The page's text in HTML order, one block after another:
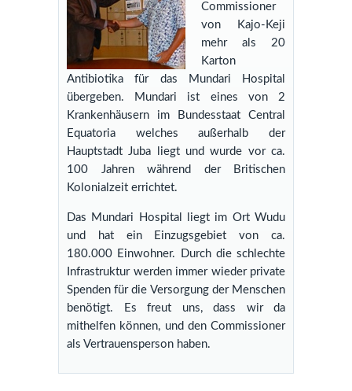
Commissioner
von Kajo-Keji
mehr als 20
Karton
Antibiotika für das Mundari Hospital
übergeben. Mundari ist eines von 2
Krankenhäusern im Bundesstaat Central
Equatoria welches außerhalb der
Hauptstadt Juba liegt und wurde vor ca.
100 Jahren während der Britischen
Kolonialzeit errichtet.
Das Mundari Hospital liegt im Ort Wudu
und hat ein Einzugsgebiet von ca.
180.000 Einwohner. Durch die schlechte
Infrastruktur werden immer wieder private
Spenden für die Versorgung der Menschen
benötigt. Es freut uns, dass wir da
mithelfen können, und den Commissioner
als Vertrauensperson haben.